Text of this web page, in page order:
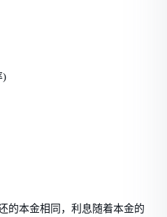
)
的本金相同，利息随着本金的